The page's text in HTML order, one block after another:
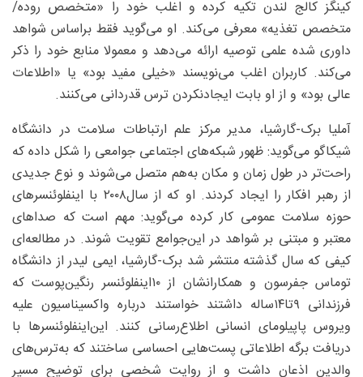
کینگز کالج لندن تکیه کرده و اغلب خود را «متخصص روده/
متخصص تغذیه» معرفی می‌کند. او می‌گوید فقط براساس شواهد
داوری ‌شده علمی توصیه ارائه می‌دهد و معمولا منابع خود را ذکر
می‌کند. کاربران اغلب می‌نویسند «خیلی مفید بود» یا «اطلاعات
عالی بود» و از او بابت ایجادنکردن ترس قدردانی می‌کنند.
آملیا برک-گارشیا، مدیر مرکز علم ارتباطات سلامت در دانشگاه
شیکاگو می‌گوید: ظهور شبکه‌های اجتماعی جوامعی را شکل داده که
راحت‌تر در طول زمان و مکان به‌هم متصل می‌شوند و نوع جدیدی
از رهبر افکار را ایجاد کردند. او که از سال۲۰۰۸ با اینفلوئنسرهای
حوزه سلامت عمومی کار کرده می‌گوید: مهم است که صداهای
معتبر و مبتنی بر شواهد در این‌جوامع تقویت شوند. در مطالعه‌ای
کیفی که سال گذشته منتشر شد برک-گارشیا، ایمی لیدر از دانشگاه
توماس جفرسون و همکارانشان از ۱۰اینفلوئنسر رنگین‌پوست که
فرزندانی ۹تا۱۴‌ساله داشتند خواستند درباره واکسیناسیون علیه
ویروس پاپیلومای انسانی اطلاع‌رسانی کنند. این‌اینفلوئنسرها با
دریافت برگه اطلاعاتی پست‌هایی احساسی ساختند که به‌ترس‌های
والدین اذعان داشت و از روایت شخصی برای توضیح مسیر